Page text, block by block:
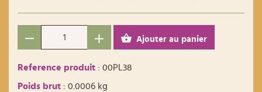
Ajouter au panier
Reference produit : 00PL38
Poids brut : 0.0006 kg